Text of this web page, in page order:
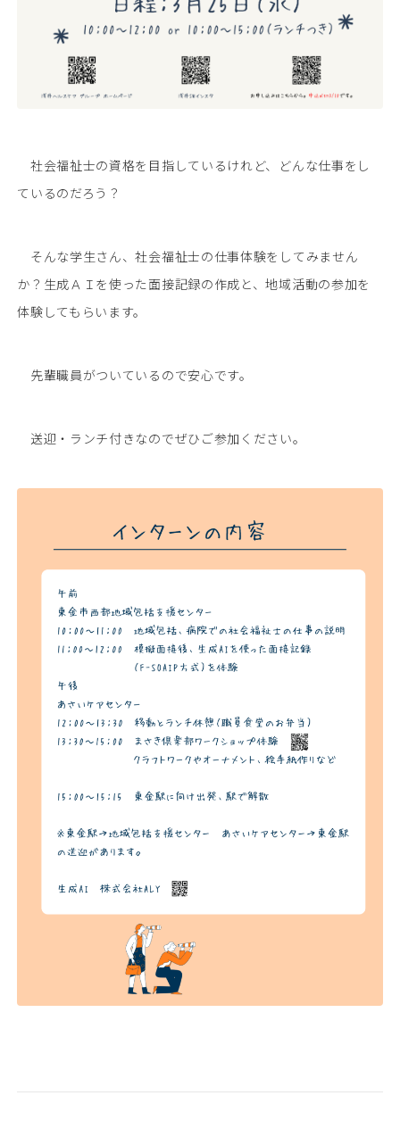
社会福祉士の資格を目指しているけれど、どんな仕事をし
ているのだろう？
そんな学生さん、社会福祉士の仕事体験をしてみません
か？生成ＡＩを使った面接記録の作成と、地域活動の参加を
体験してもらいます。
先輩職員がついているので安心です。
送迎・ランチ付きなのでぜひご参加ください。